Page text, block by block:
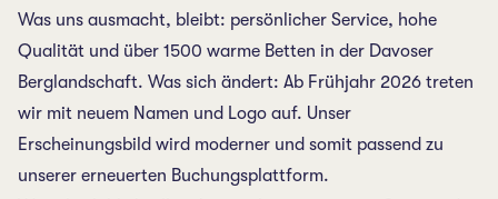
Was uns ausmacht, bleibt: persönlicher Service, hohe
Qualität und über 1500 warme Betten in der Davoser
Berglandschaft. Was sich ändert: Ab Frühjahr 2026 treten
wir mit neuem Namen und Logo auf. Unser
Erscheinungsbild wird moderner und somit passend zu
unserer erneuerten Buchungsplattform.